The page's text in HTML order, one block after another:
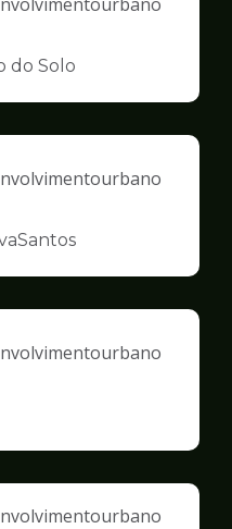
do Solo